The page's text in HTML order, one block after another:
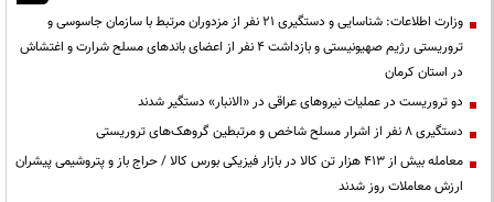
وزارت اطلاعات: شناسایی و دستگیری ۲۱ نفر از مزدوران مرتبط با سازمان جاسوسی و
تروریستی رژیم صهیونیستی و بازداشت ۴ نفر از اعضای باندهای مسلح شرارت و اغتشاش
در استان کرمان
دو تروریست در عملیات نیروهای عراقی در «الانبار» دستگیر شدند
دستگیری ۸ نفر از اشرار مسلح شاخص و مرتبطین گروهک‌های تروریستی
معامله بیش از ۴۱۳ هزار تن کالا در بازار فیزیکی بورس کالا / حراج باز و پتروشیمی پیشران
ارزش معاملات روز شدند